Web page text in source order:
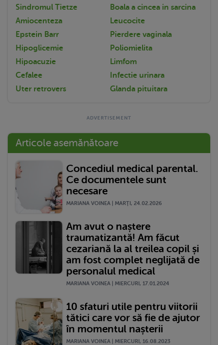
Sindromul Tietze
Boala a cincea in sarcina
Amiocenteza
Leucocite
Epstein Barr
Pierdere vaginala
Hipoglicemie
Poliomielita
Hipoacuzie
Limfom
Cefalee
Infectie urinara
Uter retrovers
Glanda pituitara
Articole asemănătoare
Concediul medical parental.
Ce documentele sunt
necesare
MARIANA VOINEA | MARŢI, 24.02.2026
Am avut o naștere
traumatizantă! Am făcut
cezariană la al treilea copil și
am fost complet neglijată de
personalul medical
MARIANA VOINEA | MIERCURI, 17.01.2024
10 sfaturi utile pentru viitorii
tătici care vor să fie de ajutor
în momentul nașterii
MARIANA VOINEA | MIERCURI, 16.08.2023